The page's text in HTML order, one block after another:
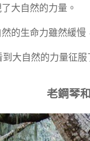
大自然的力量。
的生命力雖然緩慢
大自然的力量征服
老鋼琴